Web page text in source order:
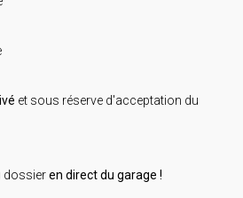
et sous réserve d'acceptation du
dossieren direct du garage !